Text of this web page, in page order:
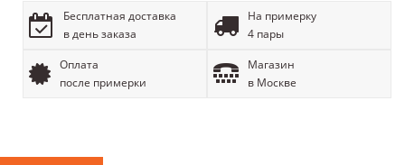
Бесплатная доставка
в день заказа
На примерку
4 пары
Оплата
после примерки
Магазин
в Москве